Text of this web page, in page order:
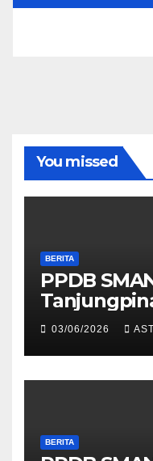
You missed
BERITA
PPDB
03/06/2026
BERITA